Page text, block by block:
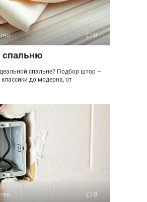
0
спальне? Подбор штор –
классики до модерна, от
0